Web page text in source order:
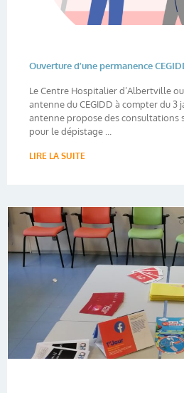
Ouverture d’une permanence
Le Centre Hospitalier d’Albertville
antenne du CEGIDD à compter du 3
antenne propose des consultations
pour le dépistage ...
LIRE LA SUITE